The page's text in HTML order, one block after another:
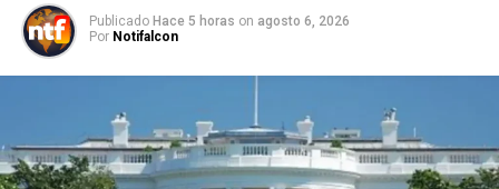
Publicado Hace 5 horas on agosto 6, 2026
Por Notifalcon